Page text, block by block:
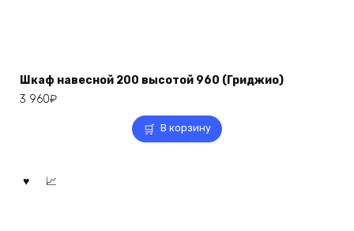
Шкаф навесной 200 высотой 960 (Гриджио)
3 960₽
В корзину